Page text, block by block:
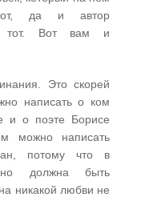
да и автор
тот. Вот вам и
Это скорей
написать о ком
и о поэте Борисе
можно написать
потому что в
должна быть
никакой любви не